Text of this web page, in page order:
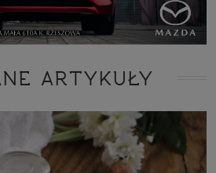
ARTYKUŁY